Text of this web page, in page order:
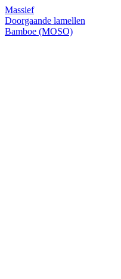
Massief
Doorgaande lamellen
Bamboe (MOSO)